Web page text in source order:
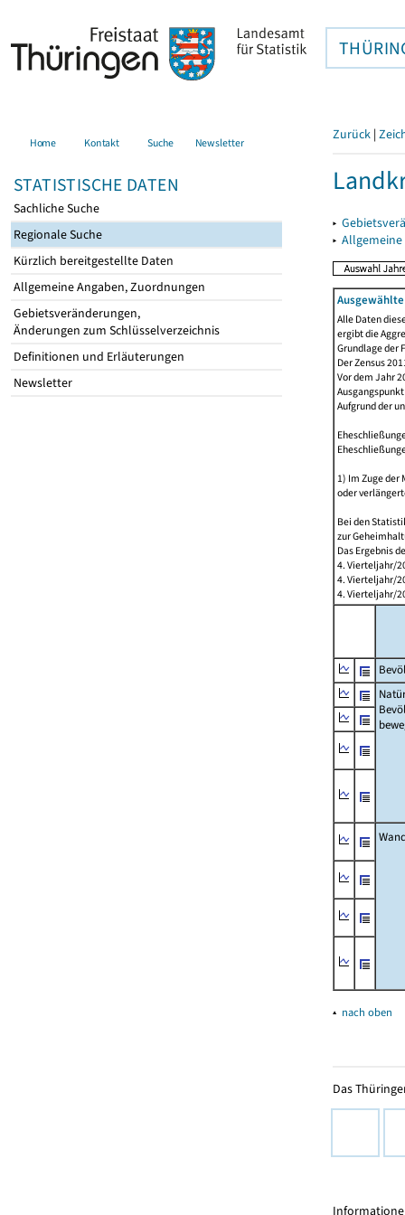
Home Kontakt Suche Newsletter
STATISTISCHE DATEN
Sachliche Suche
Regionale Suche
Kürzlich bereitgestellte Daten
Allgemeine Angaben, Zuordnungen
Gebietsveränderungen,
Änderungen zum Schlüsselverzeichnis
Definitionen und Erläuterungen
Newsletter
Zurück |
▸
▸
Alle Daten
ergibt die
Grundlage der
Der Zensus
Vor dem Jahr
Aufgrund der
1) Im Zuge
oder
Bei den
zur
Das Ergebnis
4. Vierteljahr/
4. Vierteljahr/
4. Vierteljahr/
▴ nach oben
Das